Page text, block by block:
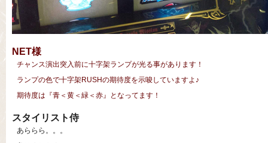
NET様
チャンス演出突入前に十字架ランプが光る事があります！
ランプの色で十字架RUSHの期待度を示唆していますよ♪
期待度は『青＜黄＜緑＜赤』となってます！
スタイリスト侍
あららら。。。